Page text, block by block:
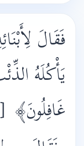
فَقَالَ
يَأْكُلَهُ
غَافِلُونَ﴾